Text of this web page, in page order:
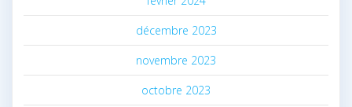
décembre 2023
novembre 2023
octobre 2023